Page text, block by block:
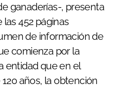
ganaderías-, presenta
452 páginas
de información de
comienza por la
entidad que en el
años, la obtención